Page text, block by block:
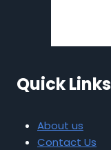
Quick Links
About us
Contact Us